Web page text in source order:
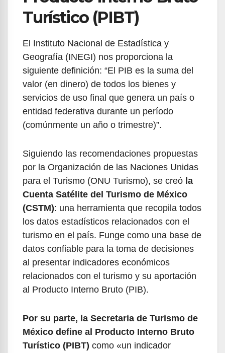
Turístico (PIBT)
El Instituto Nacional de Estadística y
Geografía (INEGI) nos proporciona la
siguiente definición: “El PIB es la suma del
valor (en dinero) de todos los bienes y
servicios de uso final que genera un país o
entidad federativa durante un período
(comúnmente un año o trimestre)”.
Siguiendo las recomendaciones propuestas
por la Organización de las Naciones Unidas
para el Turismo (ONU Turismo), se creó la
Cuenta Satélite del Turismo de México
(CSTM): una herramienta que recopila todos
los datos estadísticos relacionados con el
turismo en el país. Funge como una base de
datos confiable para la toma de decisiones
al presentar indicadores económicos
relacionados con el turismo y su aportación
al Producto Interno Bruto (PIB).
Por su parte, la Secretaria de Turismo de
México define al Producto Interno Bruto
Turístico (PIBT) como «un indicador